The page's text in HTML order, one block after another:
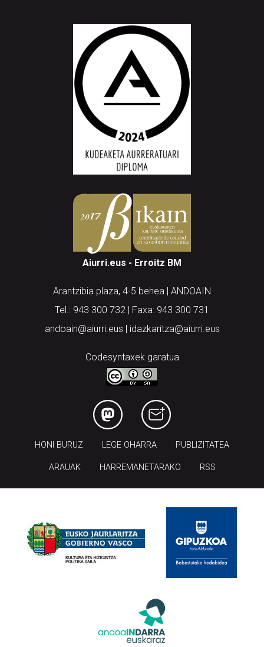
Aiurri.eus - Erroitz BM
Arantzibia plaza, 4-5 behea | ANDOAIN
Tel.: 943 300 732 | Faxa: 943 300 731
andoain@aiurri.eus | idazkaritza@aiurri.eus
Codesyntaxek garatua
HONI BURUZ LEGE OHARRA PUBLIZITATEA
ARAUAK HARREMANETARAKO RSS